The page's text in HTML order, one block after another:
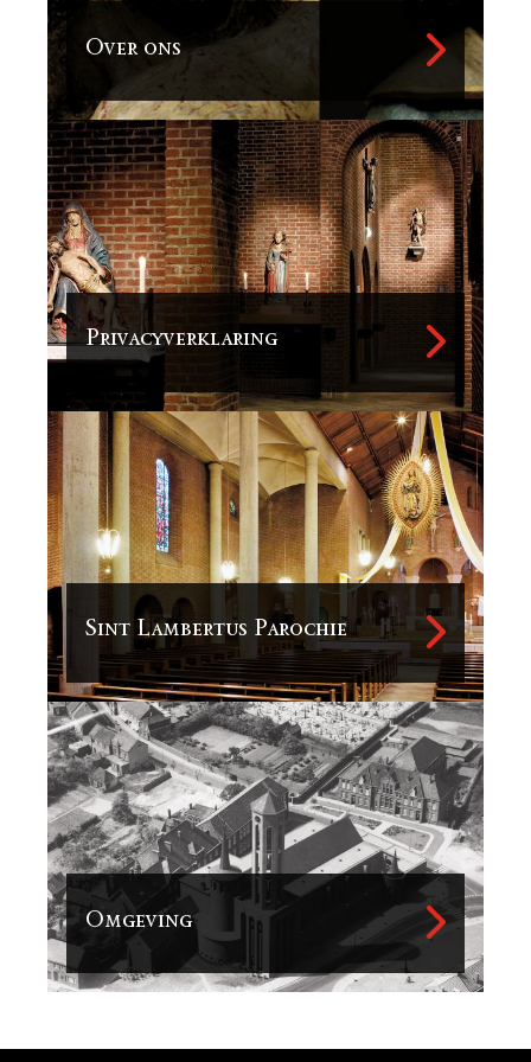
De Hemel op Aarde
Sponsoren
In de media
Openstelling en rondleidingen
Schatkamer
Sponsoren
Info
Over ons
Privacyverklaring
Sint Lambertus Parochie
Omgeving
Contact
Over ons
Privacyverklaring
Sint Lambertus Parochie
Omgeving